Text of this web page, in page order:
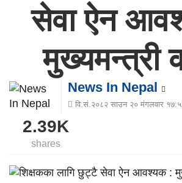
सेवा ऐन
मुख्यमन्त्री
News In Nepal
वि.सं.२०८२ साउन २० मंगलवार
2.39K
shares